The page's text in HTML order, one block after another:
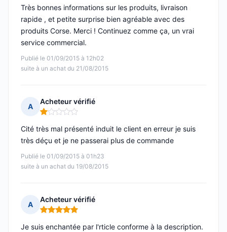
Publié le 01/09/2015 à 12h02
suite à un achat du 21/08/2015
Très bonnes informations sur les produits, livraison
rapide , et petite surprise bien agréable avec des
produits Corse. Merci ! Continuez comme ça, un vrai
service commercial.
A
Acheteur vérifié
Note : 1 sur 5
Publié le 01/09/2015 à 01h23
suite à un achat du 19/08/2015
Cité très mal présenté induit le client en erreur je suis
très déçu et je ne passerai plus de commande
A
Acheteur vérifié
Note : 5 sur 5
Je suis enchantée par l'rticle conforme à la description.